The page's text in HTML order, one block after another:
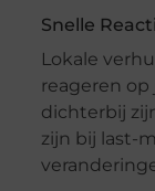
Snelle
Lokale
reageren
dichterbij
zijn bij last-